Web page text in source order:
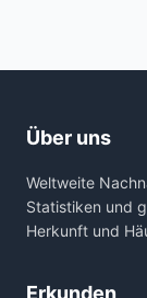
Über uns
Weltweite
Statistiken und
Herkunft und
Erkunden